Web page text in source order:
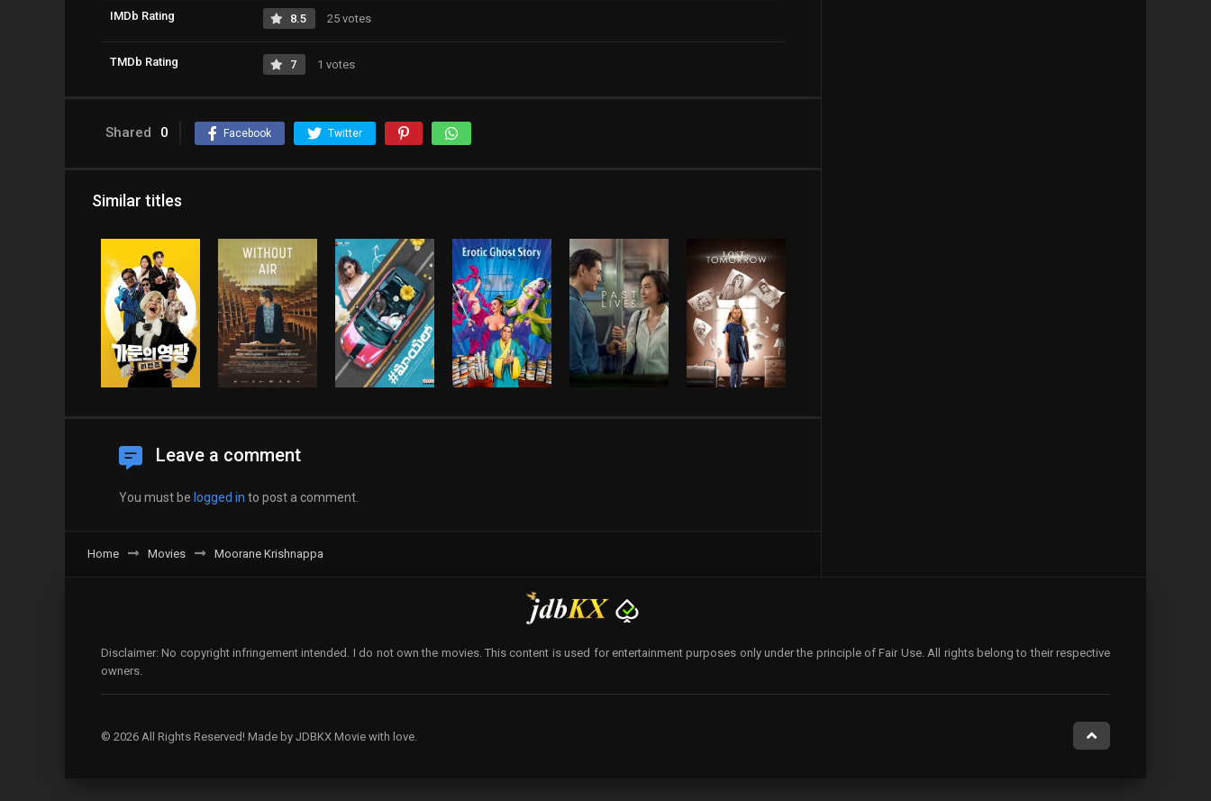
IMDb Rating 8.5 25 votes
TMDb Rating 7 1 votes
Shared 0 Facebook Twitter
Similar titles
Leave a comment
You must be logged in to post a comment.
Home Movies Moorane Krishnappa
Disclaimer: No copyright infringement intended. I do not own the movies. This content is used for entertainment purposes only under the principle of Fair Use. All rights belong to their respective
owners.
© 2026 All Rights Reserved! Made by JDBKX Movie with love.